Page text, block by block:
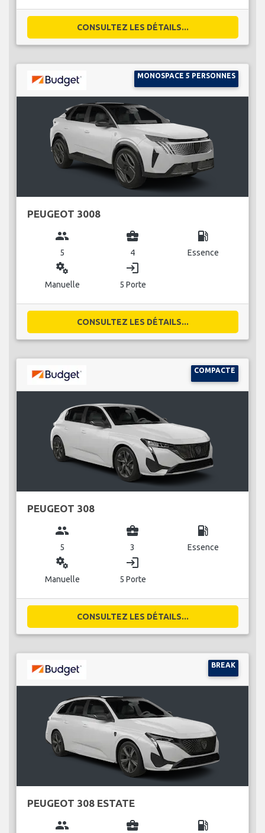
CONSULTEZ LES DÉTAILS...
MONOSPACE 5 PERSONNES
PEUGEOT 3008
group
5
business_center
4
local_gas_station
Essence
miscellaneous_services
Manuelle
login
5 Porte
CONSULTEZ LES DÉTAILS...
COMPACTE
PEUGEOT 308
group
5
business_center
3
local_gas_station
Essence
miscellaneous_services
Manuelle
login
5 Porte
CONSULTEZ LES DÉTAILS...
BREAK
PEUGEOT 308 ESTATE
group business_center local_gas_station